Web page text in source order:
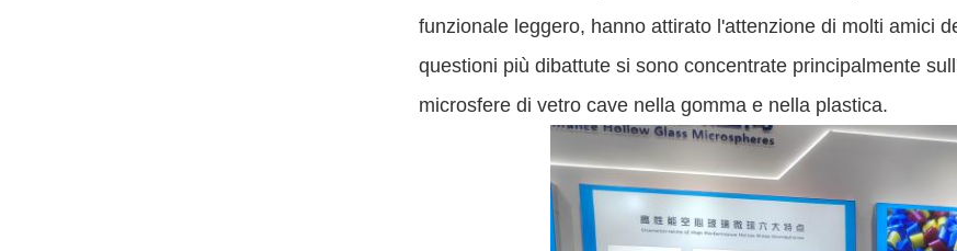
funzionale leggero, hanno attirato l'attenzione di molti amici
questioni più dibattute si sono concentrate principalmente
microsfere di vetro cave nella gomma e nella plastica.